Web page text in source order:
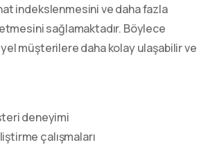
indekslenmesini ve daha fazla
sağlamaktadır. Böylece
müşterilere daha kolay ulaşabilir ve
deneyimi
çalışmaları